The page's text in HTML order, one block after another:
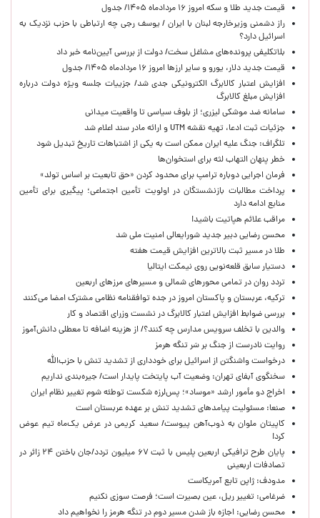
قیمت جدید طلا و سکه امروز ۱۶ مردادماه ۱۴۰۵/ جدول
راز دشمنی وزیرخارجه لبنان با ایران / یوسف رجی چه ارتباطی با حزب نزدیک به
اسرائیل دارد؟
بلاتکلیفی پرونده‌های مشاغل سخت/ دولت از بررسی آیین‌نامه خبر داد
قیمت جدید دلار، یورو و سایر ارزها امروز ۱۶ مردادماه ۱۴۰۵/ جدول
افزایش اعتبار کالابرگ الکترونیکی جدی شد/ جزییات جلسه ویژه دولت درباره
افزایش مبلغ کالابرگ
سامانه ضد موشکی لیزری؛ از بلوف سیاسی تا واقعیت میدانی
جزئیات ثبت ادعا، تهیه نقشه UTM و ارائه مادر سند اعلام شد
تلگراف: جنگ علیه ایران ممکن است به یکی از اشتباهات تاریخ تبدیل شود
خطر پنهان التهاب لثه برای استخوان‌ها
فرمان اجرایی دوباره ترامپ برای محدود کردن «حق تابعیت بر اساس تولد»
پرداخت مطالبات بازنشستگان در اولویت تأمین اجتماعی؛ پیگیری برای تأمین
منابع ادامه دارد
مراقب علائم هپاتیت باشید!
محسن رضایی دبیر جدید شورایعالی امنیت ملی شد
طلا در مسیر ثبت بالاترین افزایش قیمت هفته
دستیار سابق قلعه‌نویی روی نیمکت ایتالیا
تردد روان در تمامی محورهای شمالی و مسیرهای مرزهای اربعین
ترکیه، عربستان و پاکستان امروز در جده توافقنامه نظامی مشترک امضا می‌کنند
بررسی ضوابط افزایش اعتبار کالابرگ در نشست وزرای اقتصاد و کار
والدین با تخلف سرویس مدارس چه کنند؟/ از هزینه اضافه تا معطلی دانش‌آموز
روایت نادرست از جنگ بر سَر تنگه هرمز
درخواست واشنگتن از اسرائیل برای خودداری از تشدید تنش با حزب‌الله
سخنگوی آبفای تهران: وضعیت آب پایتخت پایدار است/ جیره‌بندی نداریم
اخراج دو مأمور ارشد «موساد»؛ پس‌لرزه شکست توطئه شوم تغییر نظام ایران
صنعا: مسئولیت پیامدهای تشدید تنش بر عهده عربستان است
کاپیتان ملوان به ذوب‌آهن پیوست/ سعید کریمی در عرض یک‌ماه تیم عوض
کرد!
پایان طرح ترافیکی اربعین پلیس با ثبت ۶۷ میلیون تردد/جان باختن ۲۴ زائر در
تصادفات اربعینی
مدودف: ژاپن تابع آمریکاست
ضرغامی: تغییر ریل، عین بصیرت است؛ فرصت سوزی نکنیم
محسن رضایی: اجازه باز شدن مسیر دوم در تنگه هرمز را نخواهیم داد